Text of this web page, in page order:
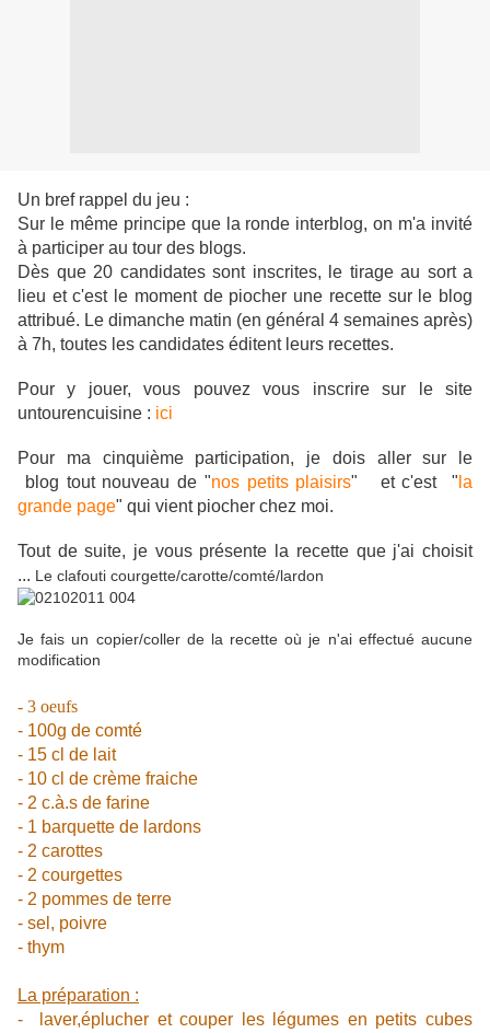
Un bref rappel du jeu :
Sur le même principe que la ronde interblog, on m'a invité
à participer au tour des blogs.
Dès que 20 candidates sont inscrites, le tirage au sort a
lieu et c'est le moment de piocher une recette sur le blog
attribué. Le dimanche matin (en général 4 semaines après)
à 7h, toutes les candidates éditent leurs recettes.
Pour y jouer, vous pouvez vous inscrire sur le site
untourencuisine : ici
Pour ma cinquième participation, je dois aller sur le
blog tout nouveau de "nos petits plaisirs" et c'est " la
grande page" qui vient piocher chez moi.
Tout de suite, je vous présente la recette que j'ai choisit
... Le clafouti courgette/carotte/comté/lardon
Je fais un copier/coller de la recette où je n'ai effectué aucune
modification
- 3 oeufs
- 100g de comté
- 15 cl de lait
- 10 cl de crème fraiche
- 2 c.à.s de farine
- 1 barquette de lardons
- 2 carottes
- 2 courgettes
- 2 pommes de terre
- sel, poivre
- thym
La préparation :
- laver,éplucher et couper les légumes en petits cubes